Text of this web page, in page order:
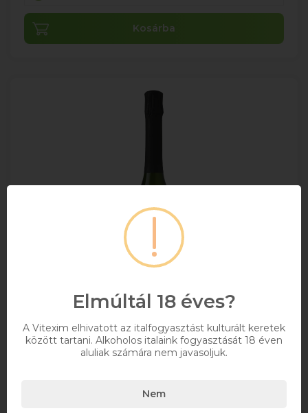
Kosárba
Sauska Rosé Brut Pezsgő 0.75l
0,75
Elmúltál 18 éves?
A Vitexim elhivatott az italfogyasztást kulturált keretek
között tartani. Alkoholos italaink fogyasztását 18 éven
aluliak számára nem javasoljuk.
Nem